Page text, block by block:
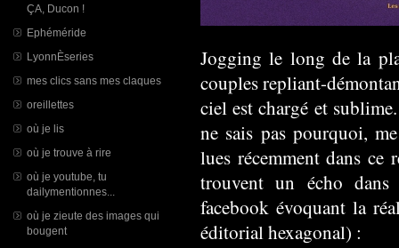
ÇA, Ducon !
Ephéméride
LyonnÈseries
mes clics sans mes claques
oreillettes
où je lis
où je trouve à rire
où je youtube, tu
dailymentionnes...
où je zieute des images qui
bougent
Jogging le long de la
couples repliant-
ciel est chargé et
ne sais pas pourquoi,
lues récemment dans ce
trouvent un écho dans
facebook évoquant la
éditorial hexagonal) :